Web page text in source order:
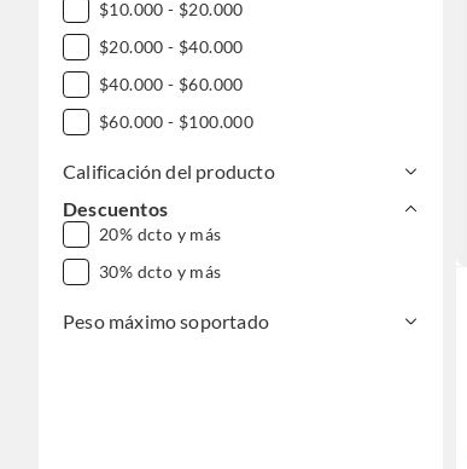
$10.000 - $20.000
$20.000 - $40.000
$40.000 - $60.000
$60.000 - $100.000
Calificación del producto
Descuentos
20% dcto y más
30% dcto y más
Peso máximo soportado